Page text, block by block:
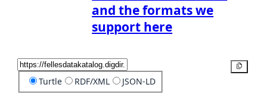
and the formats we
support here
Turtle RDF/XML JSON-LD